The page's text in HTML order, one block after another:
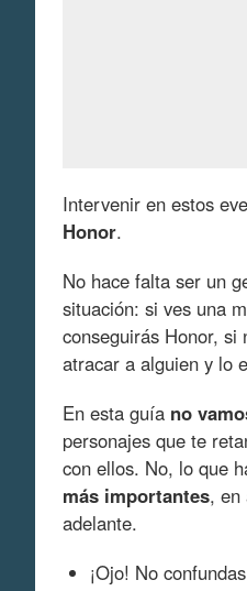
Intervenir en estos
Honor.
No hace falta ser un
situación: si ves una
conseguirás Honor, si
atracar a alguien y lo
En esta guía no
personajes que te
con ellos. No, lo que
más importantes, en
adelante.
¡Ojo! No